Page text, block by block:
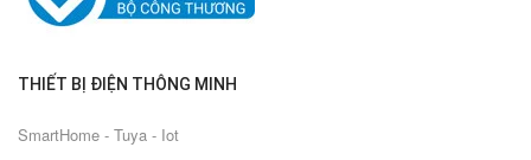
THIẾT BỊ ĐIỆN THÔNG MINH
SmartHome - Tuya - Iot